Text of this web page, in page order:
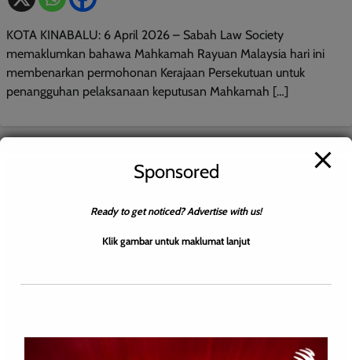
KOTA KINABALU: 6 April 2026 – Sabah Law Society
memaklumkan bahawa Mahkamah Rayuan Malaysia hari ini
membenarkan permohonan Kerajaan Persekutuan untuk
penangguhan pelaksanaan keputusan Mahkamah […]
Sponsored
Ready to get noticed? Advertise with us!
Klik gambar untuk maklumat lanjut